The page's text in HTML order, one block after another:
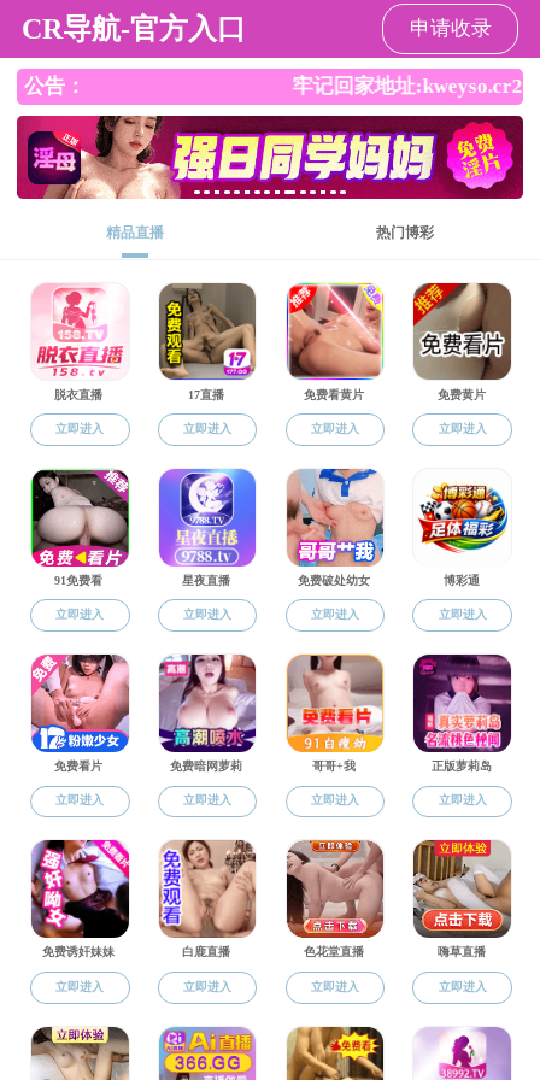
成人直播app
交流合作
联合培养
出国留学
校企合作
成人直播app
交流访学